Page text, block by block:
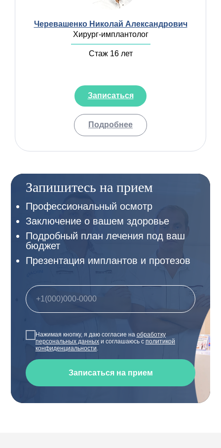
Черевашенко Николай Александрович
Хирург-имплантолог
Стаж 16 лет
Подробнее
Записаться
Запишитесь на прием
Профессиональный осмотр
Заключение о вашем здоровье
Подробный план лечения под ваш
бюджет
Презентация имплантов и протезов
Нажимая кнопку, я даю согласие на обработку
персональных данныхи соглашаюсь с политикой
конфиденциальности.
Записаться на прием